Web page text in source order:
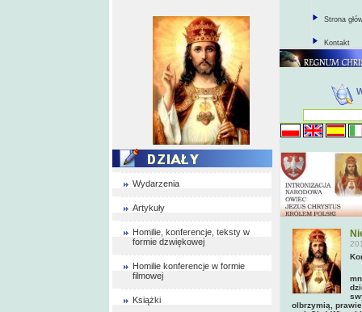
Wydarzenia
Artykuły
Homilie, konferencje, teksty w
formie dzwiękowej
Homilie konferencje w formie
filmowej
Książki
Strona
Kontakt
olbrzymią,